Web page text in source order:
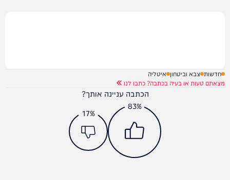
חדשות צבא וביטחון איטליה
מצאתם טעות או בעיה בכתבה? כתבו לנו
הכתבה עניינה אותך?
83%
17%